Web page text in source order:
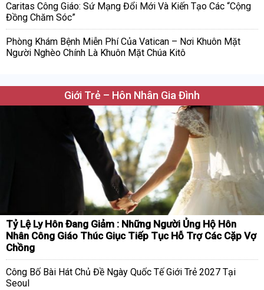
Caritas Công Giáo: Sứ Mạng Đổi Mới Và Kiến Tạo Các “Cộng
Đồng Chăm Sóc”
Phòng Khám Bệnh Miễn Phí Của Vatican – Nơi Khuôn Mặt
Người Nghèo Chính Là Khuôn Mặt Chúa Kitô
Giới Trẻ – Hôn Nhân Gia Đình
Tỷ Lệ Ly Hôn Đang Giảm : Những Người Ủng Hộ Hôn
Nhân Công Giáo Thúc Giục Tiếp Tục Hỗ Trợ Các Cặp Vợ
Chồng
Công Bố Bài Hát Chủ Đề Ngày Quốc Tế Giới Trẻ 2027 Tại
Seoul